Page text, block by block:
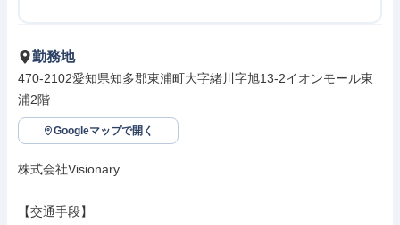
勤務地
470-2102愛知県知多郡東浦町大字緒川字旭13-2イオンモール東
浦2階
Googleマップで開く
株式会社Visionary
【交通手段】